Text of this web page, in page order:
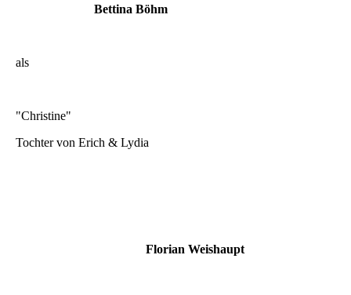
Bettina Böhm
als
"Christine"
Tochter von Erich & Lydia
Florian Weishaupt